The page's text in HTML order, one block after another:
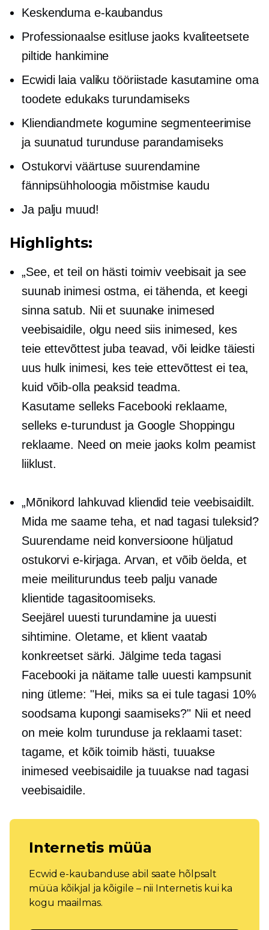
Keskenduma e-kaubandus
Professionaalse esitluse jaoks kvaliteetsete
piltide hankimine
Ecwidi laia valiku tööriistade kasutamine oma
toodete edukaks turundamiseks
Kliendiandmete kogumine segmenteerimise
ja suunatud turunduse parandamiseks
Ostukorvi väärtuse suurendamine
fännipsühholoogia mõistmise kaudu
Ja palju muud!
Highlights:
„See, et teil on hästi toimiv veebisait ja see
suunab inimesi ostma, ei tähenda, et keegi
sinna satub. Nii et suunake inimesed
veebisaidile, olgu need siis inimesed, kes
teie ettevõttest juba teavad, või leidke täiesti
uus hulk inimesi, kes teie ettevõttest ei tea,
kuid võib-olla peaksid teadma.
Kasutame selleks Facebooki reklaame,
selleks e-turundust ja Google Shoppingu
reklaame. Need on meie jaoks kolm peamist
liiklust.
„Mõnikord lahkuvad kliendid teie veebisaidilt.
Mida me saame teha, et nad tagasi tuleksid?
Suurendame neid konversioone hüljatud
ostukorvi e-kirjaga. Arvan, et võib öelda, et
meie meiliturundus teeb palju vanade
klientide tagasitoomiseks.
Seejärel uuesti turundamine ja uuesti
sihtimine. Oletame, et klient vaatab
konkreetset särki. Jälgime teda tagasi
Facebooki ja näitame talle uuesti kampsunit
ning ütleme: "Hei, miks sa ei tule tagasi 10%
soodsama kupongi saamiseks?" Nii et need
on meie kolm turunduse ja reklaami taset:
tagame, et kõik toimib hästi, tuuakse
inimesed veebisaidile ja tuuakse nad tagasi
veebisaidile.
Internetis müüa
Ecwid e-kaubanduse abil saate hõlpsalt
müüa kõikjal ja kõigile – nii Internetis kui ka
kogu maailmas.